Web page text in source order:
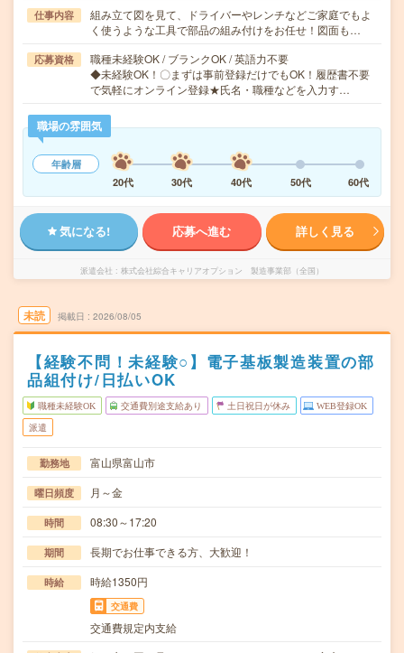
仕事内容
組み立て図を見て、ドライバーやレンチなどご家庭でもよ
く使うような工具で部品の組み付けをお任せ！図面も…
応募資格
職種未経験OK / ブランクOK / 英語力不要
◆未経験OK！〇まずは事前登録だけでもOK！履歴書不要
で気軽にオンライン登録★氏名・職種などを入力す…
職場の雰囲気
年齢層
20代
30代 40代 50代 60代
気になる! 応募へ進む 詳しく見る
派遣会社 株式会社綜合キャリアオプション 製造事業部（全国）
未読 掲載日 2026/08/05
【経験不問！未経験○】電子基板製造装置の部
品組付け/日払いOK
職種未経験OK 交通費別途支給あり 土日祝日が休み WEB登録OK
派遣
勤務地 富山県富山市
曜日頻度 月～金
時間 08:30～17:20
期間 長期でお仕事できる方、大歓迎！
時給 時給1350円
交通費
交通費規定内支給